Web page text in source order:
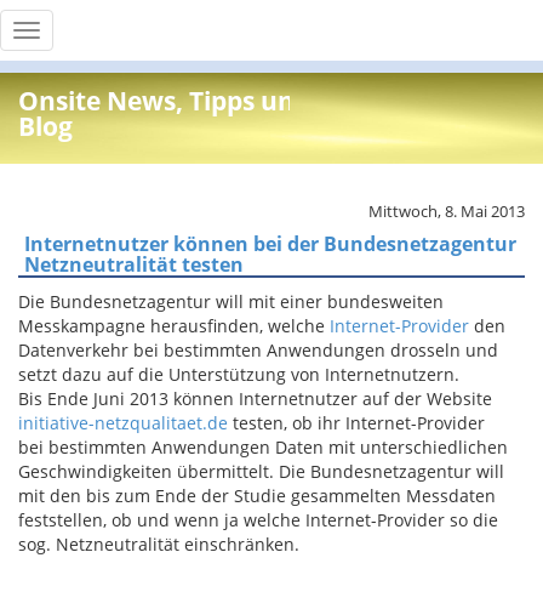
Toggle
navigation
Onsite News, Tipps und Info
Blog
Mittwoch, 8. Mai 2013
Internetnutzer können bei der Bundesnetzagentur
Netzneutralität testen
Die Bundesnetzagentur will mit einer bundesweiten
Messkampagne herausfinden, welche Internet-Provider den
Datenverkehr bei bestimmten Anwendungen drosseln und
setzt dazu auf die Unterstützung von Internetnutzern.
Bis Ende Juni 2013 können Internetnutzer auf der Website
initiative-netzqualitaet.de testen, ob ihr Internet-Provider
bei bestimmten Anwendungen Daten mit unterschiedlichen
Geschwindigkeiten übermittelt. Die Bundesnetzagentur will
mit den bis zum Ende der Studie gesammelten Messdaten
feststellen, ob und wenn ja welche Internet-Provider so die
sog. Netzneutralität einschränken.